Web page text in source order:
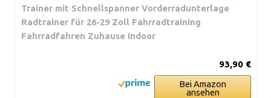
Trainer mit Schnellspanner Vorderradunterlage
Radtrainer für 26-29 Zoll Fahrradtraining
Fahrradfahren Zuhause Indoor
93,90 €
Bei Amazon
ansehen